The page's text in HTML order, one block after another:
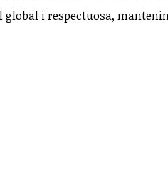
i respectuosa,